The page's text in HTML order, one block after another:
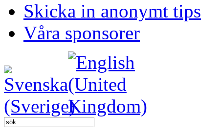
Skicka in anonymt tips
Våra sponsorer